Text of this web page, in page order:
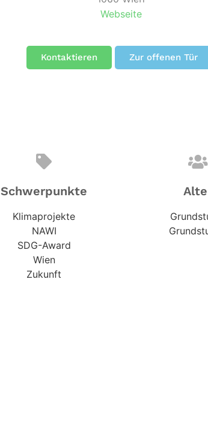
Webseite
Kontaktieren Zur offenen Tür
Schwerpunkte
Klimaprojekte
NAWI
SDG-Award
Wien
Zukunft